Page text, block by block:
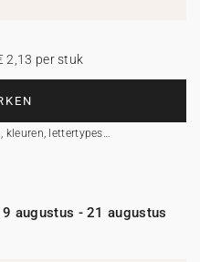
kleuren, lettertypes…
2,13 per stuk
augustus - 21 augustus